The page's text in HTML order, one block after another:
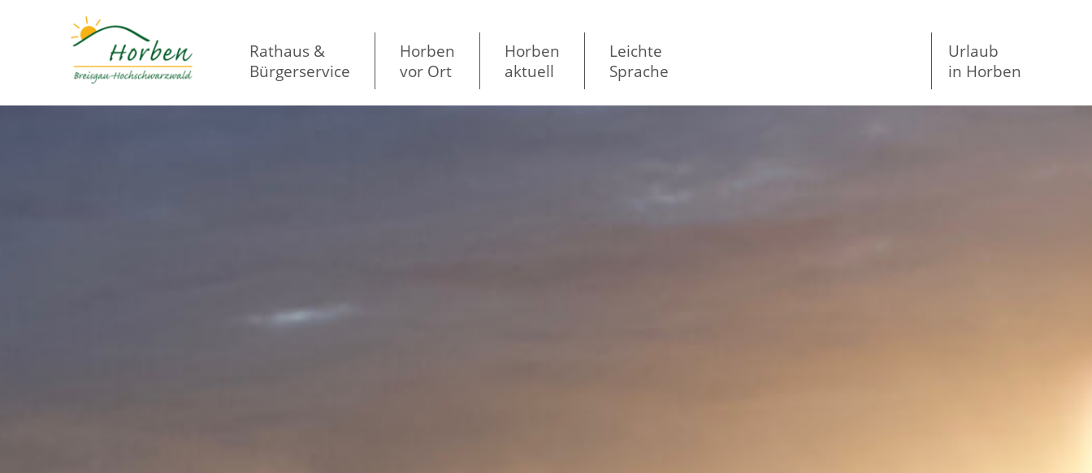
Rathaus &
Bürgerservice
Horben
vor Ort
Horben
aktuell
Leichte
Sprache
Urlaub
in Horben